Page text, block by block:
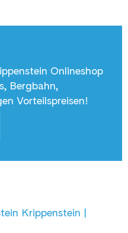
Onlineshop
Bergbahn,
Vorteilspreisen!
Krippenstein |